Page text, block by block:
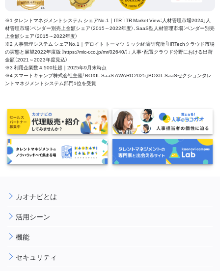
※1 タレントマネジメントシステム シェアNo.1｜ITR「ITR Market View：人材管理市場2024」人
材管理市場：ベンダー別売上金額シェア（2015～2022年度）、SaaS型人材管理市場：ベンダー別売
上金額シェア（2015～2022年度）
※2 人事管理システム シェアNo.1｜デロイト トーマツ ミック経済研究所「HRTechクラウド市場
の実態と展望2022年度版（https://mic-r.co.jp/mr/02640/）」 人事・配置クラウド分野における出荷
金額（2021～2023年度見込）
※3 利用企業数 4,500社超｜2025年9月末時点
※4 スマートキャンプ株式会社主催「BOXIL SaaS AWARD 2025」BOXIL SaaSセクションタレ
ントマネジメントシステム部門1位を受賞
カオナビとは
活用シーン
機能
セキュリティ